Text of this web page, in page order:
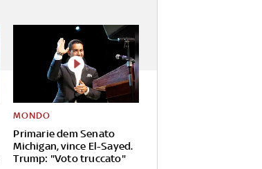
Primarie dem Senato
Michigan, vince El-Sayed.
Trump: "Voto truccato"
MONDO